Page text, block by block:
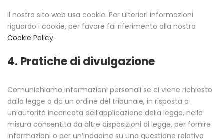
Il nostro sito web usa cookie. Per ulteriori informazioni
riguardo i cookie, per favore fai riferimento alla nostra
Cookie Policy.
4. Pratiche di divulgazione
Comunichiamo informazioni personali se ci viene richiesto
dalla legge o da un ordine del tribunale, in risposta a
un’autorità incaricata dell’applicazione della legge, nella
misura consentita da altre disposizioni di legge, per fornire
informazioni o per un’indagine su una questione relativa